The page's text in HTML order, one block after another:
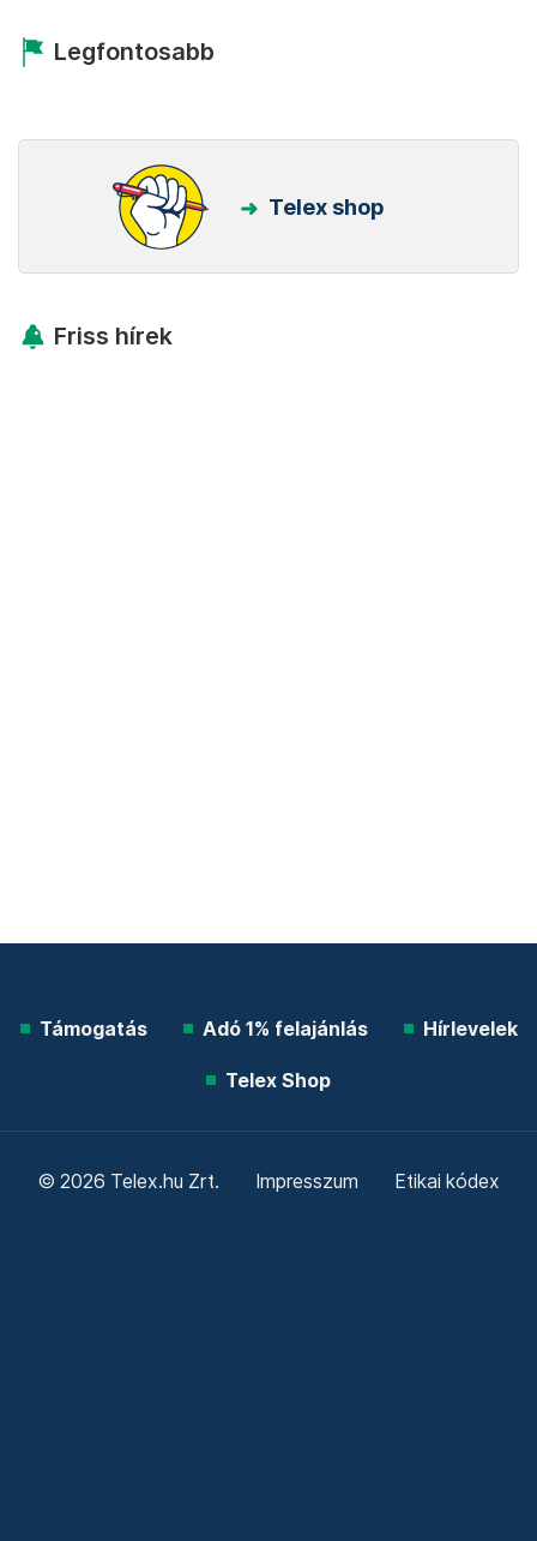
Legfontosabb
Telex shop
Friss hírek
Támogatás Adó 1% felajánlás Hírlevelek
Telex Shop
© 2026 Telex.hu Zrt. Impresszum Etikai kódex